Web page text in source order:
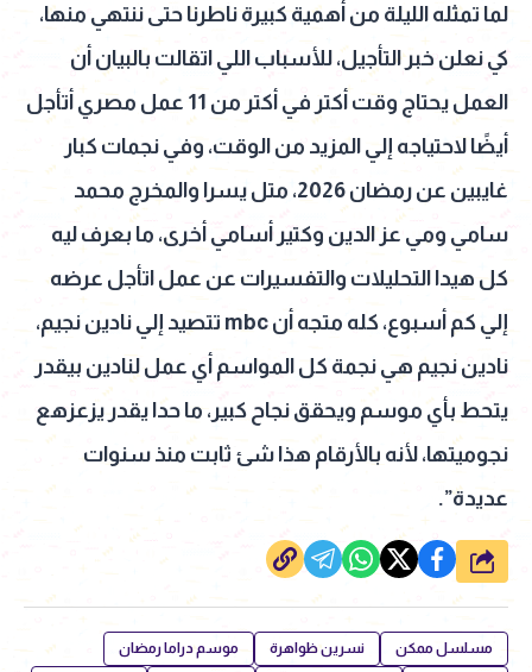
لما تمثله الليلة من أهمية كبيرة ناطرنا حتى ننتهي منها،
كي نعلن خبر التأجيل، للأسباب اللي اتقالت بالبيان أن
العمل يحتاج وقت أكتر في أكتر من 11 عمل مصري أتأجل
أيضًا لاحتياجه إلي المزيد من الوقت، وفي نجمات كبار
غايبين عن رمضان 2026، متل يسرا والمخرج محمد
سامي ومي عز الدين وكتير أسامي أخرى، ما بعرف ليه
كل هيدا التحليلات والتفسيرات عن عمل اتأجل عرضه
إلي كم أسبوع، كله متجه أن mbc تتصيد إلي نادين نجيم،
نادين نجيم هي نجمة كل المواسم أي عمل لنادين بيقدر
يتحط بأي موسم ويحقق نجاح كبير، ما حدا يقدر يزعزهع
نجوميتها، لأنه بالأرقام هذا شئ ثابت منذ سنوات
عديدة”.
شارك
مسلسل ممكن نسرين ظواهرة موسم دراما رمضان